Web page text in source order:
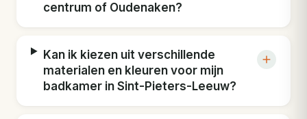
centrum of Oudenaken?
Kan ik kiezen uit verschillende
materialen en kleuren voor mijn
badkamer in Sint-Pieters-Leeuw?